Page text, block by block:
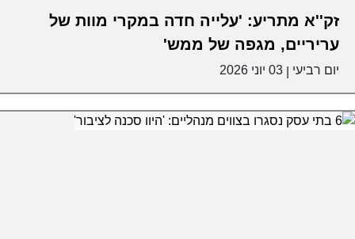
זק''א מתריע: 'עלייה חדה במקרי מוות של
עריריים, מגפה של ממש'
יום רביעי 03 יוני 2026